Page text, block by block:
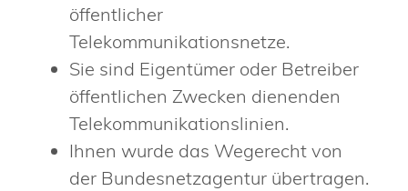
öffentlicher
Telekommunikationsnetze.
Sie sind Eigentümer oder Betreiber
öffentlichen Zwecken dienenden
Telekommunikationslinien.
Ihnen wurde das Wegerecht von
der Bundesnetzagentur übertragen.